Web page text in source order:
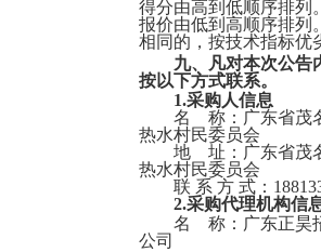
茂名市电白区二运运输有限公司城市公交客车采购项目
茂名市人民医院被服洗涤服务项目
得分由高到低顺序排列
报价由低到高顺序排列
相同的，按技术指标优
九、凡对本次公告
按以下方式联系。
1.采购人信息
名
称： 广东省茂
热水村民委员会
地
址： 广东省茂
热水村民委员会
联 系 方 式：
2.采购代理机构信
名
称： 广东正昊
公司